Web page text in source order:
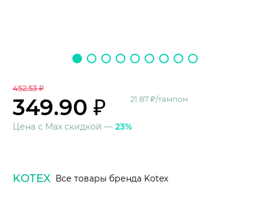
452.53 ₽
349.90 ₽ 21.87 ₽/тампон
Цена с Max скидкой — 23%
KOTEX Все товары бренда Kotex